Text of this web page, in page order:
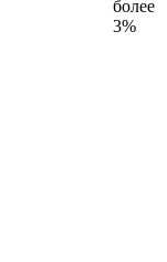
более
3%